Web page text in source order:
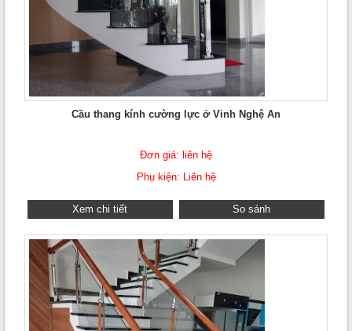
Cầu thang kính cường lực ở Vinh Nghệ An
Đơn giá: liên hệ
Phụ kiện: Liên hệ
Xem chi tiết So sánh